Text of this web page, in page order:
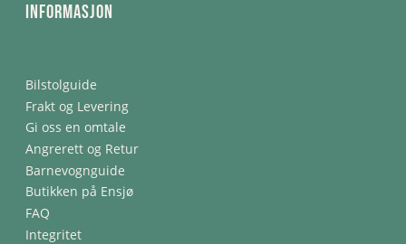
Informasjon
Bilstolguide
Frakt og Levering
Gi oss en omtale
Angrerett og Retur
Barnevognguide
Butikken på Ensjø
FAQ
Integritet